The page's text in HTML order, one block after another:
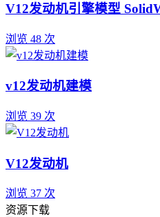
V12发动机引擎模型
浏览 48 次
v12发动机建模
浏览 39 次
V12发动机
浏览 37 次
资源下载